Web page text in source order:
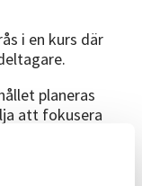
i en kurs där
planeras
att fokusera
vill utveckla.